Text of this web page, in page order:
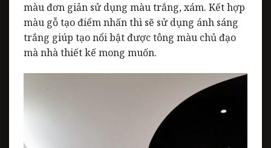
màu đơn giản sử dụng màu trắng, xám. Kết hợp
màu gỗ tạo điểm nhấn thì sẽ sử dụng ánh sáng
trắng giúp tạo nổi bật được tông màu chủ đạo
mà nhà thiết kế mong muốn.